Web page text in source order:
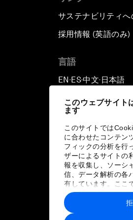
このウェブサイト
ます
このサイトでは
に合わせたコンテン
フィックの分析を行
ザーによるサイトの
報を収集し、ソーシ
信、データ解析の各
有しています。ここ
ユーザーが各パート
報や各パートナーの
に収集された情報と
サステナビリティへ
採用情報 (英語のみ)
言語
EN ▪ ES▪中文▪ 日本語